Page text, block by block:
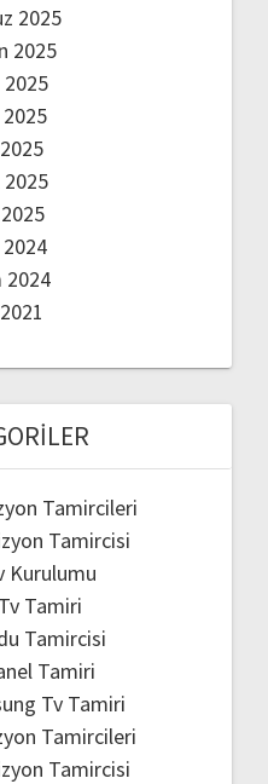
2025
2025
2025
2024
2024
Tamircileri
Tamircisi
Kurulumu
Tamiri
Tamircisi
Tamiri
Tv Tamiri
Tamircileri
Tamircisi